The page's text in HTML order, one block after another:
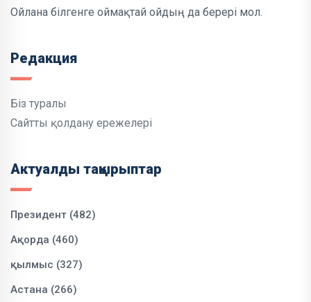
Ойлана білгенге оймақтай ойдың да берері мол.
Редакция
Біз туралы
Сайтты қолдану ережелері
Актуалды тақырыптар
Президент (482)
Ақорда (460)
қылмыс (327)
Астана (266)